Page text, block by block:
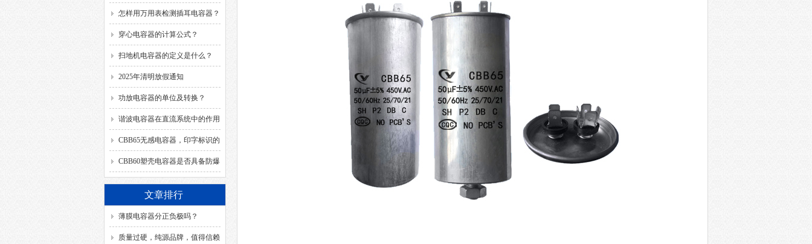
哪几种引出方式？
怎样用万用表检测插耳电容器？
穿心电容器的计算公式？
扫地机电容器的定义是什么？
2025年清明放假通知
功放电容器的单位及转换？
谐波电容器在直流系统中的作用
是什么？
CBB65无感电容器，印字标识的
SH、DB、C、40/85/21、
CBB60塑壳电容器是否具备防爆
功能？
文章排行
薄膜电容器分正负极吗？
质量过硬，纯源品牌，值得信赖